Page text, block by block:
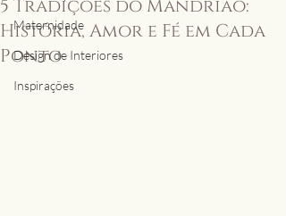
Maternidade
Design de Interiores
Inspirações
5 Tradições do Mandrião:
História, Amor e Fé em Cada
Ponto